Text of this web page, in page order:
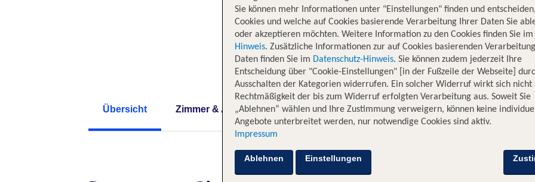
Übersicht Zimmer & Angebote Hotelinformationen Lage Bewertungen
Sie können mehr Informationen unter "Einstellungen" finden und
Cookies und welche auf Cookies basierende Verarbeitung Ihrer Daten Sie
oder akzeptieren möchten. Weitere Information zu den Cookies finden Sie im
Hinweis. Zusätzliche Informationen zur auf Cookies basierenden
Daten finden Sie im Datenschutz-Hinweis. Sie können zudem jederzeit Ihre
Entscheidung über "Cookie-Einstellungen" [in der Fußzeile der Webseite]
Ausschalten der Kategorien widerrufen. Ein solcher Widerruf wirkt sich nicht
Rechtmäßigkeit der bis zum Widerruf erfolgten Verarbeitung aus. Soweit Sie
„Ablehnen“ wählen und Ihre Zustimmung verweigern, können keine
Angebote unterbreitet werden, nur notwendige Cookies sind aktiv.
Impressum
Ablehnen Einstellungen